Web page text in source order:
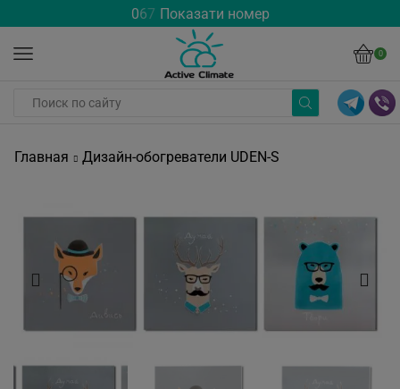
067 Показати номер
0
Главная Дизайн-обогреватели UDEN-S